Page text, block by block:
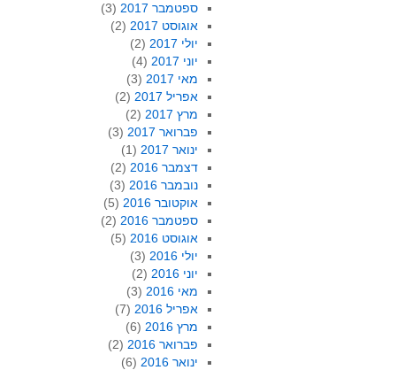
ספטמבר 2017
(3)
אוגוסט 2017
(2)
יולי 2017
(2)
יוני 2017
(4)
מאי 2017
(3)
אפריל 2017
(2)
מרץ 2017
(2)
פברואר 2017
(3)
ינואר 2017
(1)
דצמבר 2016
(2)
נובמבר 2016
(3)
אוקטובר 2016
(5)
ספטמבר 2016
(2)
אוגוסט 2016
(5)
יולי 2016
(3)
יוני 2016
(2)
מאי 2016
(3)
אפריל 2016
(7)
מרץ 2016
(6)
פברואר 2016
(2)
ינואר 2016
(6)